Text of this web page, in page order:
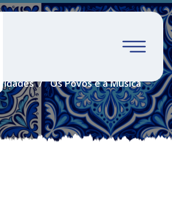
e a Música
Os Povos e a Música